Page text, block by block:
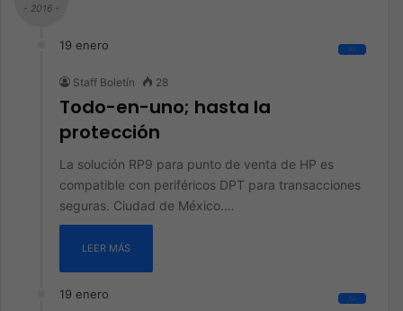
- 2016 -
19 enero All
Staff Boletín 28
Todo-en-uno; hasta la
protección
La solución RP9 para punto de venta de HP es
compatible con periféricos DPT para transacciones
seguras. Ciudad de México.…
LEER MÁS
19 enero All